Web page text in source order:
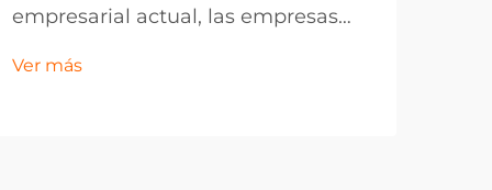
empresarial actual, las empresas
innovadoras de promocionar su
Ver más